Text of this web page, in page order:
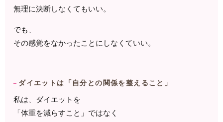
無理に決断しなくてもいい。
でも、
その感覚をなかったことにしなくていい。
ダイエットは「自分との関係を整えること」
私は、ダイエットを
「体重を減らすこと」ではなく